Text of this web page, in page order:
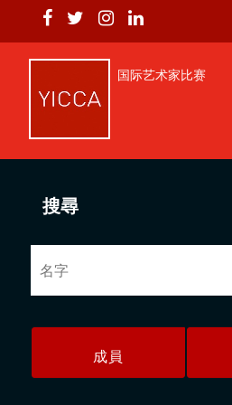
国际艺术家比赛
搜尋
成員